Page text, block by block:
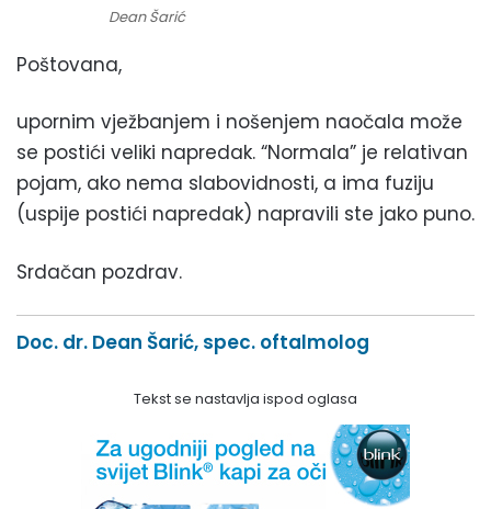
Dean Šarić
Poštovana,
upornim vježbanjem i nošenjem naočala može
se postići veliki napredak. “Normala” je relativan
pojam, ako nema slabovidnosti, a ima fuziju
(uspije postići napredak) napravili ste jako puno.
Srdačan pozdrav.
Doc. dr. Dean Šarić, spec. oftalmolog
Tekst se nastavlja ispod oglasa